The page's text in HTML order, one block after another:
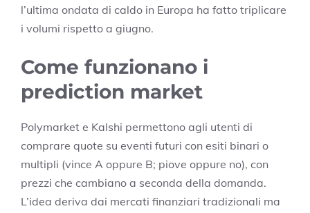
l’ultima ondata di caldo in Europa ha fatto triplicare
i volumi rispetto a giugno.
Come funzionano i
prediction market
Polymarket e Kalshi permettono agli utenti di
comprare quote su eventi futuri con esiti binari o
multipli (vince A oppure B; piove oppure no), con
prezzi che cambiano a seconda della domanda.
L’idea deriva dai mercati finanziari tradizionali ma